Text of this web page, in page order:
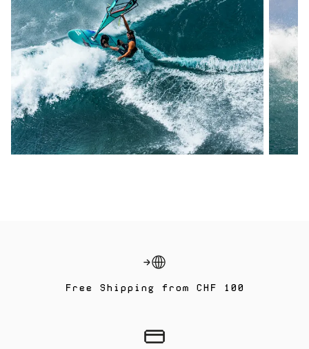
MY HOME TURF | VICTOR FERNANDEZ |
Free Shipping from CHF 100